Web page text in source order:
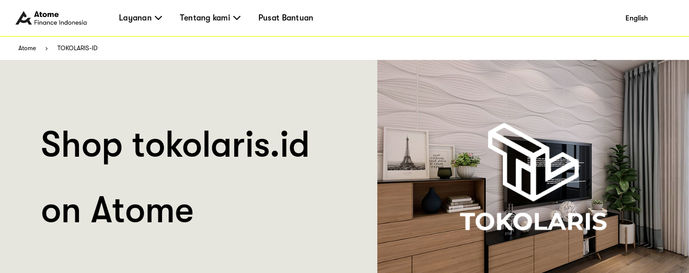
Layanan Tentang kami Pusat Bantuan English
Atome TOKOLARIS-ID
Shop tokolaris.id
on Atome